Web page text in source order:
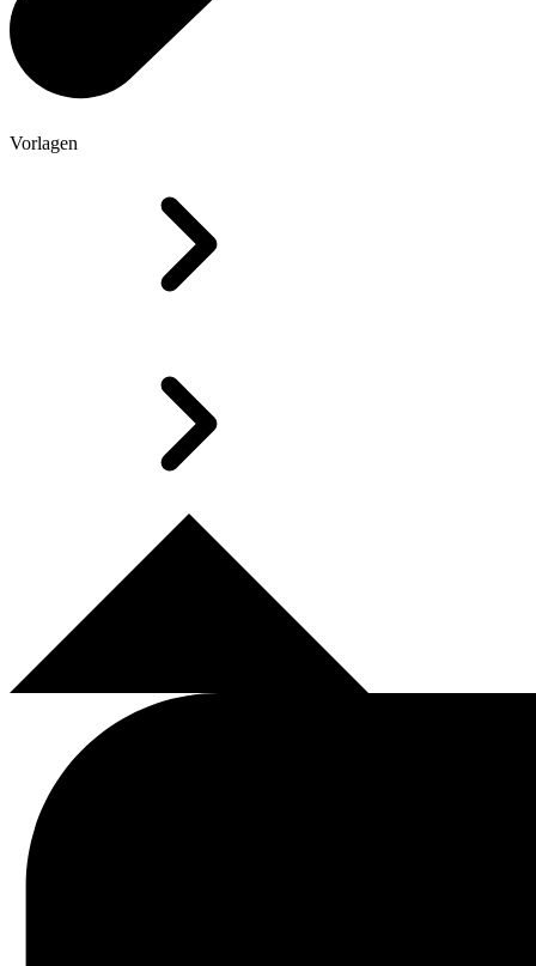
Vorlagen